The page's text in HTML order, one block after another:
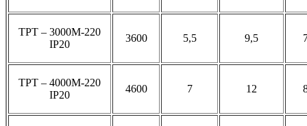
ТРТ – 3000М-220
IP20
3600 5,5 9,5
ТРТ – 4000М-220
IP20
4600 7 12